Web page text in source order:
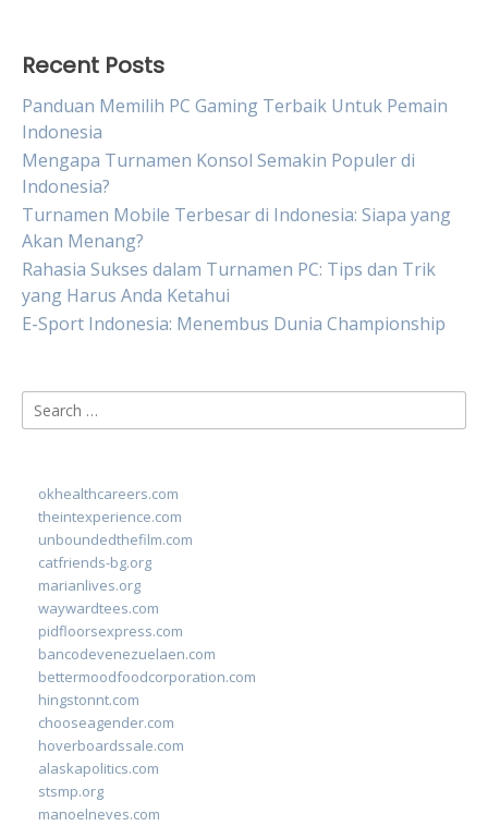
Recent Posts
Panduan Memilih PC Gaming Terbaik Untuk Pemain
Indonesia
Mengapa Turnamen Konsol Semakin Populer di
Indonesia?
Turnamen Mobile Terbesar di Indonesia: Siapa yang
Akan Menang?
Rahasia Sukses dalam Turnamen PC: Tips dan Trik
yang Harus Anda Ketahui
E-Sport Indonesia: Menembus Dunia Championship
Search
for:
okhealthcareers.com
theintexperience.com
unboundedthefilm.com
catfriends-bg.org
marianlives.org
waywardtees.com
pidfloorsexpress.com
bancodevenezuelaen.com
bettermoodfoodcorporation.com
hingstonnt.com
chooseagender.com
hoverboardssale.com
alaskapolitics.com
stsmp.org
manoelneves.com